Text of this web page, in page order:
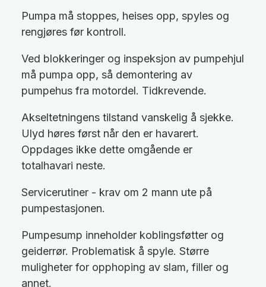
Pumpa må stoppes, heises opp, spyles og
rengjøres før kontroll.
Ved blokkeringer og inspeksjon av pumpehjul
må pumpa opp, så demontering av
pumpehus fra motordel. Tidkrevende.
Akseltetningens tilstand vanskelig å sjekke.
Ulyd høres først når den er havarert.
Oppdages ikke dette omgående er
totalhavari neste.
Servicerutiner - krav om 2 mann ute på
pumpestasjonen.
Pumpesump inneholder koblingsføtter og
geiderrør. Problematisk å spyle. Større
muligheter for opphoping av slam, filler og
annet.